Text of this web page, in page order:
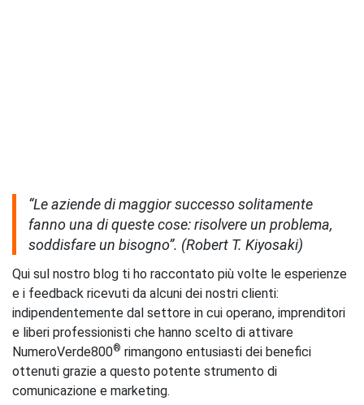
“Le aziende di maggior successo solitamente
fanno una di queste cose: risolvere un problema,
soddisfare un bisogno”. (Robert T. Kiyosaki)
Qui sul nostro blog ti ho raccontato più volte le esperienze
e i feedback ricevuti da alcuni dei nostri clienti:
indipendentemente dal settore in cui operano, imprenditori
e liberi professionisti che hanno scelto di attivare
NumeroVerde800® rimangono entusiasti dei benefici
ottenuti grazie a questo potente strumento di
comunicazione e marketing.